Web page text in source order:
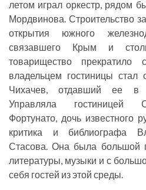
летом играл оркестр, рядом
Мордвинова. Строительство
открытия южного
связавшего Крым и
товарищество прекратило
владельцем гостиницы
Чихачев, отдавший ее в
Управляла гостиницей
Фортунато, дочь известного
критика и библиографа
Стасова. Она была большой
литературы, музыки и с
себя гостей из этой среды.